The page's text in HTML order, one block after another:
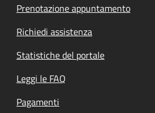
Prenotazione appuntamento
Richiedi assistenza
Statistiche del portale
Leggi le FAQ
Pagamenti